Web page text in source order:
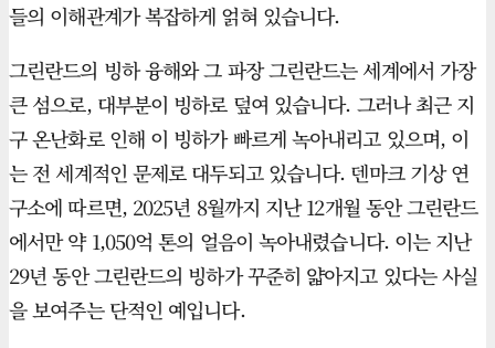
들의 이해관계가 복잡하게 얽혀 있습니다.
그린란드의 빙하 융해와 그 파장 그린란드는 세계에서 가장
큰 섬으로, 대부분이 빙하로 덮여 있습니다. 그러나 최근 지
구 온난화로 인해 이 빙하가 빠르게 녹아내리고 있으며, 이
는 전 세계적인 문제로 대두되고 있습니다. 덴마크 기상 연
구소에 따르면, 2025년 8월까지 지난 12개월 동안 그린란드
에서만 약 1,050억 톤의 얼음이 녹아내렸습니다. 이는 지난
29년 동안 그린란드의 빙하가 꾸준히 얇아지고 있다는 사실
을 보여주는 단적인 예입니다.